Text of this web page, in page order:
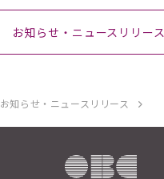
お知らせ・ニュースリリース
お知らせ・ニュースリリー